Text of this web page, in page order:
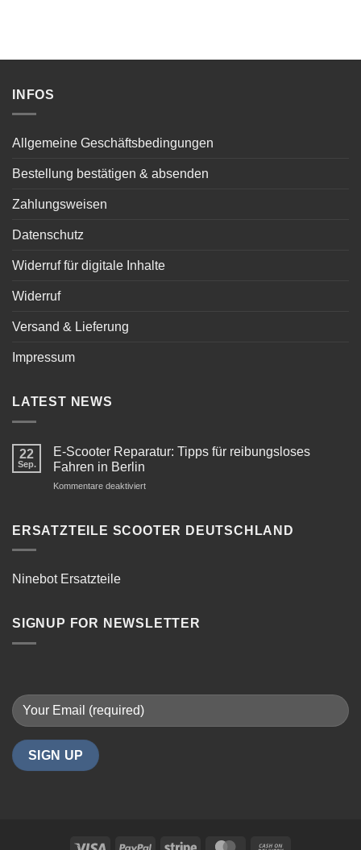
INFOS
Allgemeine Geschäftsbedingungen
Bestellung bestätigen & absenden
Zahlungsweisen
Datenschutz
Widerruf für digitale Inhalte
Widerruf
Versand & Lieferung
Impressum
LATEST NEWS
22
Sep.
E-Scooter Reparatur: Tipps für reibungsloses
Fahren in Berlin
Kommentare deaktiviertfür
Reparatur:
ERSATZTEILE SCOOTER DEUTSCHLAND
Ninebot Ersatzteile
SIGNUP FOR NEWSLETTER
Visa PayPal Stripe MasterCard